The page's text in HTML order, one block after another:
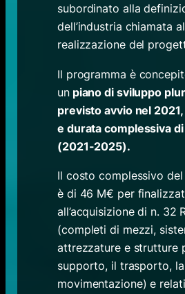
subordinato alla
dell’industria chiamata
realizzazione del
Il programma è
unpiano di sviluppo
previsto avvio nel
e durata complessiva
(2021-2025).
Il costo complessivo
è di 46 M€ per
all’acquisizione di n. 32
(completi di mezzi,
attrezzature e strutture
supporto, il trasporto, la
movimentazione) e